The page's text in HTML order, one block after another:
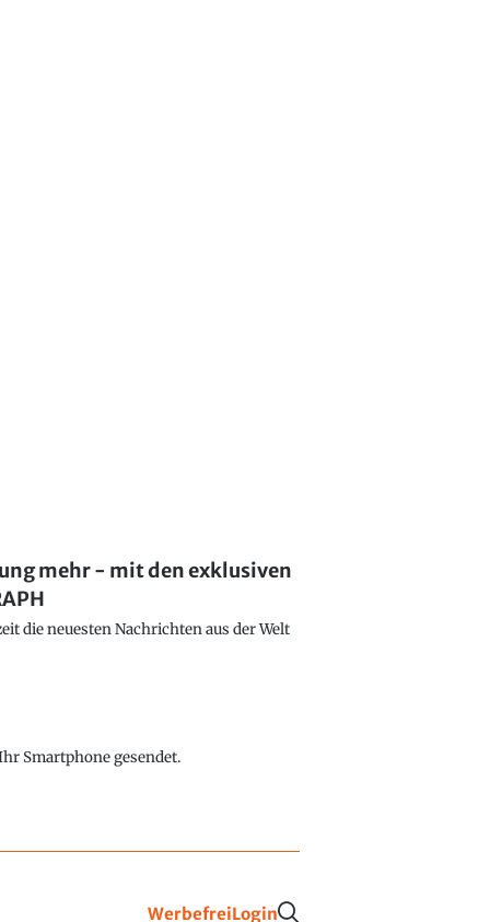
mehr - mit den exklusiven
die neuesten Nachrichten aus der Welt
Smartphone gesendet.
WerbefreiLogin